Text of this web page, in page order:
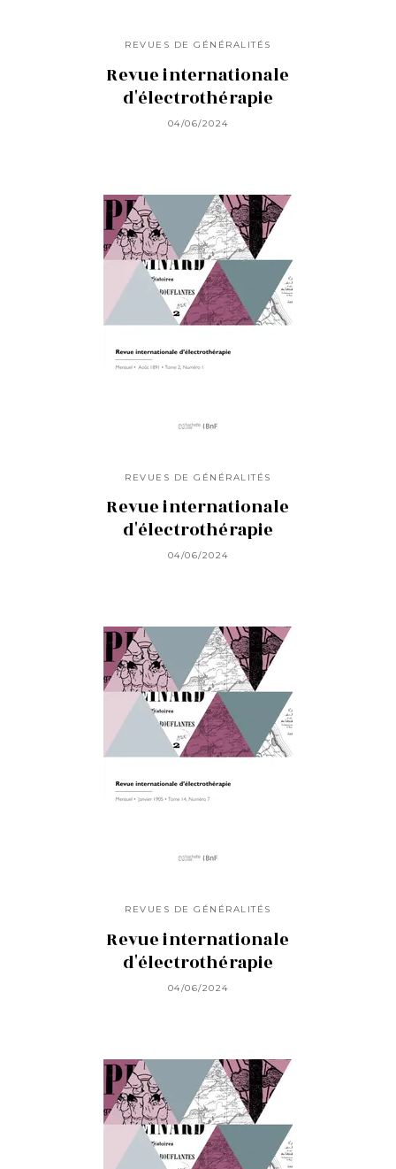
REVUES DE GÉNÉRALITÉS
Revue internationale
d'électrothérapie
04/06/2024
REVUES DE GÉNÉRALITÉS
Revue internationale
d'électrothérapie
04/06/2024
REVUES DE GÉNÉRALITÉS
Revue internationale
d'électrothérapie
04/06/2024